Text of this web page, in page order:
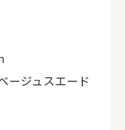
ージュスエード